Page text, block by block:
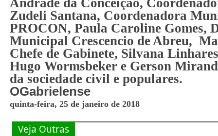
Zudeli Santana, Coordenadora
PROCON, Paula Caroline Gomes,
Municipal Crescencio de Abreu,
Chefe de Gabinete, Silvana
Hugo Wormsbeker e Gerson
da sociedade civil e populares.
OGabrielense
quinta-feira, 25 de janeiro de 2018
Veja Outras